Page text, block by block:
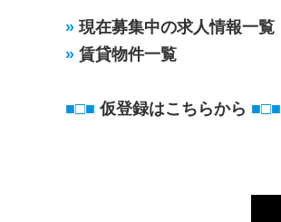
» 現在募集中の求人情報一覧
» 賃貸物件一覧
■□■ 仮登録はこちらから ■□■